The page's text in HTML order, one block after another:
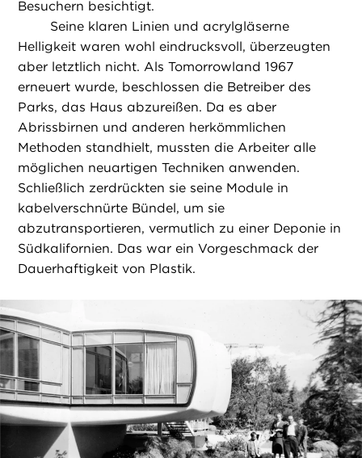
Besuchern besichtigt.
Seine klaren Linien und acrylgläserne
Helligkeit waren wohl eindrucksvoll, überzeugten
aber letztlich nicht. Als Tomorrowland 1967
erneuert wurde, beschlossen die Betreiber des
Parks, das Haus abzureißen. Da es aber
Abrissbirnen und anderen herkömmlichen
Methoden standhielt, mussten die Arbeiter alle
möglichen neuartigen Techniken anwenden.
Schließlich zerdrückten sie seine Module in
kabelverschnürte Bündel, um sie
abzutransportieren, vermutlich zu einer Deponie in
Südkalifornien. Das war ein Vorgeschmack der
Dauerhaftigkeit von Plastik.